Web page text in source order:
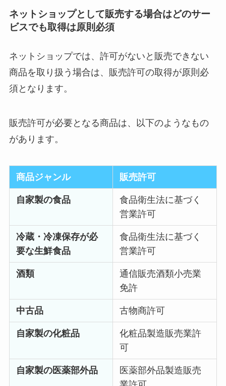
ネットショップとして販売する場合はどのサー
ビスでも取得は原則必須
ネットショップでは、許可がないと販売できない
商品を取り扱う場合は、販売許可の取得が原則必
須となります。
販売許可が必要となる商品は、以下のようなもの
があります。
商品ジャンル 販売許可
自家製の食品
食品衛生法に基づく
営業許可
冷蔵・冷凍保存が必
要な生鮮食品
食品衛生法に基づく
営業許可
酒類
通信販売酒類小売業
免許
中古品 古物商許可
自家製の化粧品
化粧品製造販売業許
可
自家製の医薬部外品
医薬部外品製造販売